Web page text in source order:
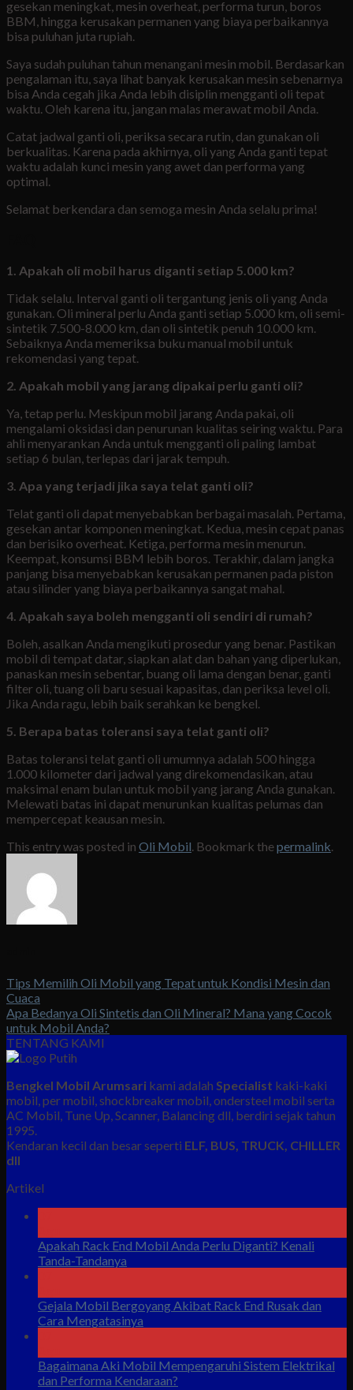
gesekan meningkat, mesin overheat, performa turun, boros
BBM, hingga kerusakan permanen yang biaya perbaikannya
bisa puluhan juta rupiah.
Saya sudah puluhan tahun menangani mesin mobil. Berdasarkan
pengalaman itu, saya lihat banyak kerusakan mesin sebenarnya
bisa Anda cegah jika Anda lebih disiplin mengganti oli tepat
waktu. Oleh karena itu, jangan malas merawat mobil Anda.
Catat jadwal ganti oli, periksa secara rutin, dan gunakan oli
berkualitas. Karena pada akhirnya, oli yang Anda ganti tepat
waktu adalah kunci mesin yang awet dan performa yang
optimal.
Selamat berkendara dan semoga mesin Anda selalu prima!
1. Apakah oli mobil harus diganti setiap 5.000 km?
Tidak selalu. Interval ganti oli tergantung jenis oli yang Anda
gunakan. Oli mineral perlu Anda ganti setiap 5.000 km, oli semi-
sintetik 7.500-8.000 km, dan oli sintetik penuh 10.000 km.
Sebaiknya Anda memeriksa buku manual mobil untuk
rekomendasi yang tepat.
2. Apakah mobil yang jarang dipakai perlu ganti oli?
Ya, tetap perlu. Meskipun mobil jarang Anda pakai, oli
mengalami oksidasi dan penurunan kualitas seiring waktu. Para
ahli menyarankan Anda untuk mengganti oli paling lambat
setiap 6 bulan, terlepas dari jarak tempuh.
3. Apa yang terjadi jika saya telat ganti oli?
Telat ganti oli dapat menyebabkan berbagai masalah. Pertama,
gesekan antar komponen meningkat. Kedua, mesin cepat panas
dan berisiko overheat. Ketiga, performa mesin menurun.
Keempat, konsumsi BBM lebih boros. Terakhir, dalam jangka
panjang bisa menyebabkan kerusakan permanen pada piston
atau silinder yang biaya perbaikannya sangat mahal.
4. Apakah saya boleh mengganti oli sendiri di rumah?
Boleh, asalkan Anda mengikuti prosedur yang benar. Pastikan
mobil di tempat datar, siapkan alat dan bahan yang diperlukan,
panaskan mesin sebentar, buang oli lama dengan benar, ganti
filter oli, tuang oli baru sesuai kapasitas, dan periksa level oli.
Jika Anda ragu, lebih baik serahkan ke bengkel.
5. Berapa batas toleransi saya telat ganti oli?
Batas toleransi telat ganti oli umumnya adalah 500 hingga
1.000 kilometer dari jadwal yang direkomendasikan, atau
maksimal enam bulan untuk mobil yang jarang Anda gunakan.
Melewati batas ini dapat menurunkan kualitas pelumas dan
mempercepat keausan mesin.
This entry was posted in Oli Mobil. Bookmark thepermalink.
Tips Memilih Oli Mobil yang Tepat untuk Kondisi Mesin dan
Cuaca
Apa Bedanya Oli Sintetis dan Oli Mineral? Mana yang Cocok
untuk Mobil Anda?
TENTANG KAMI
Bengkel Mobil Arumsari kami adalah Specialist kaki-kaki
mobil, per mobil, shockbreaker mobil, ondersteel mobil serta
AC Mobil, Tune Up, Scanner, Balancing dll, berdiri sejak tahun
1995.
Kendaran kecil dan besar seperti ELF, BUS, TRUCK, CHILLER
dll
Artikel
Apakah Rack End Mobil Anda Perlu Diganti? Kenali
Tanda-Tandanya
Gejala Mobil Bergoyang Akibat Rack End Rusak dan
Cara Mengatasinya
Bagaimana Aki Mobil Mempengaruhi Sistem Elektrikal
dan Performa Kendaraan?